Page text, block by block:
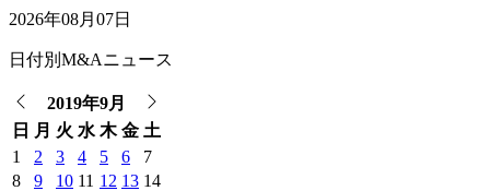
2026年08月07日
日付別M&Aニュース
2019年9月
日
月 火 水 木 金 土
1
2 3 4 5 6
7
8
9 10 11 12 13 14